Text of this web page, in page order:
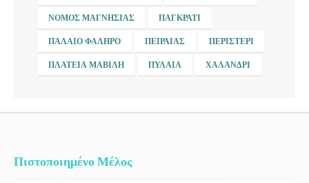
ΝΟΜΌΣ ΜΑΓΝΗΣΊΑΣ ΠΑΓΚΡΆΤΙ
ΠΑΛΑΙΌ ΦΆΛΗΡΟ ΠΕΙΡΑΙΆΣ ΠΕΡΙΣΤΈΡΙ
ΠΛΑΤΕΊΑ ΜΑΒΊΛΗ ΠΥΛΑΊΑ ΧΑΛΆΝΔΡΙ
Πιστοποιημένο Μέλος